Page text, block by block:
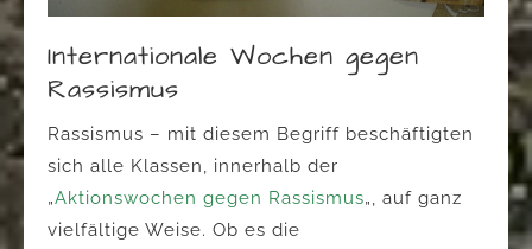
Internationale Wochen gegen
Rassismus
Rassismus – mit diesem Begriff beschäftigten
sich alle Klassen, innerhalb der
„Aktionswochen gegen Rassismus„, auf ganz
vielfältige Weise. Ob es die